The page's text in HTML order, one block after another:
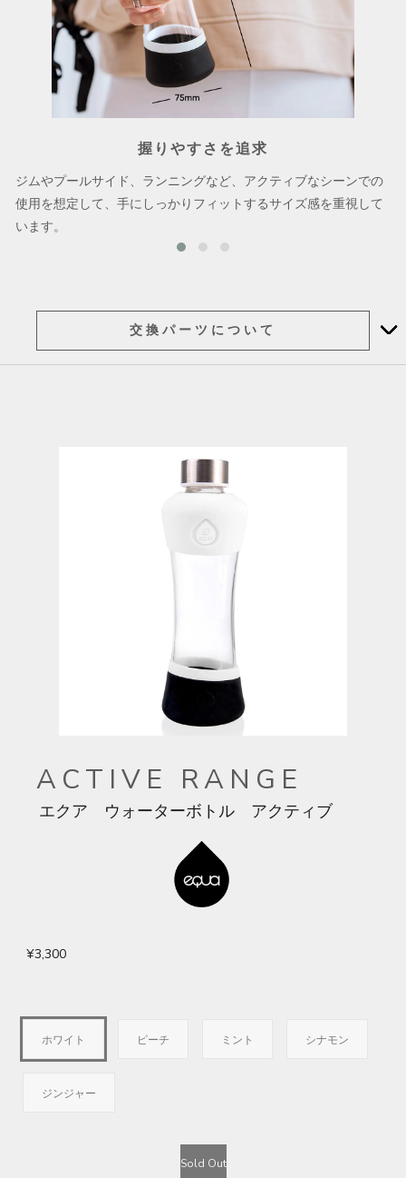
握りやすさを追求
ジムやプールサイド、ランニングなど、アクティブなシーンでの
使用を想定して、手にしっかりフィットするサイズ感を重視して
います。
交換パーツについて
ACTIVE RANGE
エクア ウォーターボトル アクティブ
¥3,300
ホワイト ピーチ ミント シナモン
ジンジャー
Sold Out